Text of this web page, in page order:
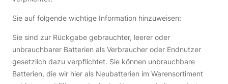
Sie auf folgende wichtige Information hinzuweisen:
Sie sind zur Rückgabe gebrauchter, leerer oder
unbrauchbarer Batterien als Verbraucher oder Endnutzer
gesetzlich dazu verpflichtet. Sie können unbrauchbare
Batterien, die wir hier als Neubatterien im Warensortiment